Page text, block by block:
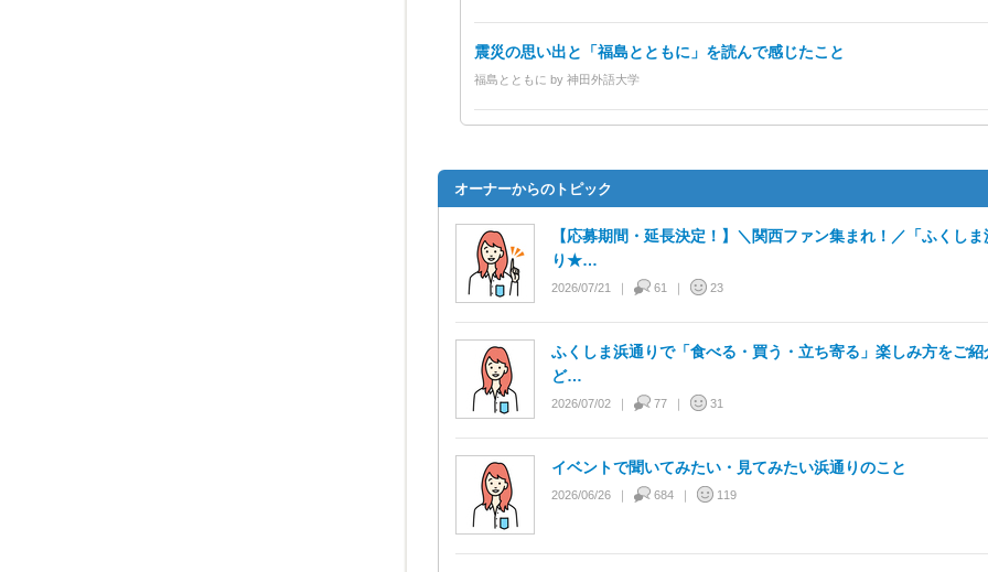
震災の思い出と「福島とともに」を読んで感じたこと
福島とともに by 神田外語大学
【福島とともに by 神田外語大学】まずはここから。震災から15…
福島とともに by 神田外語大学
オーナーからのトピック
【応募期間・延長決定！】＼関西ファン集まれ！／「ふくしま
り★…
2026/07/21 61 23
ふくしま浜通りで「食べる・買う・立ち寄る」楽しみ方をご紹
ど…
2026/07/02 77 31
イベントで聞いてみたい・見てみたい浜通りのこと
2026/06/26 684 119